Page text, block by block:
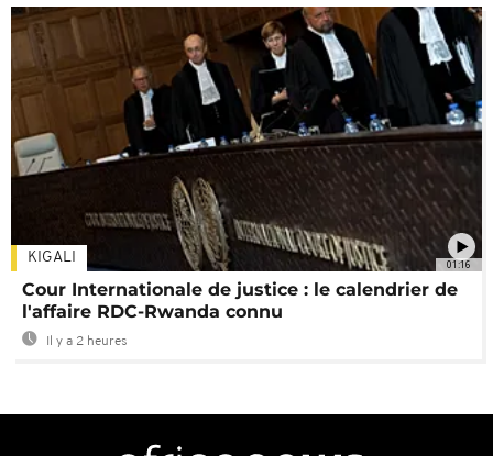
01:16
KIGALI
Cour Internationale de justice : le calendrier de
l'affaire RDC-Rwanda connu
Il y a 2 heures